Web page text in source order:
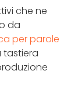
che ne
da
per parole
tastiera